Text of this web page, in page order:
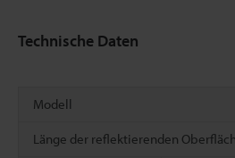
Technische Daten
Modell
Länge der reflektierenden